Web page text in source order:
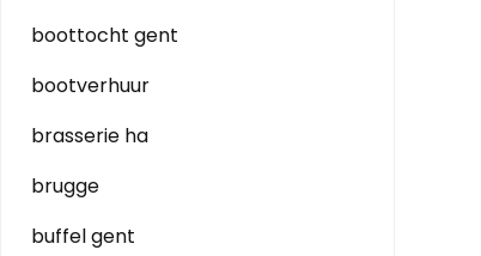
boottocht gent
bootverhuur
brasserie ha
brugge
buffel gent